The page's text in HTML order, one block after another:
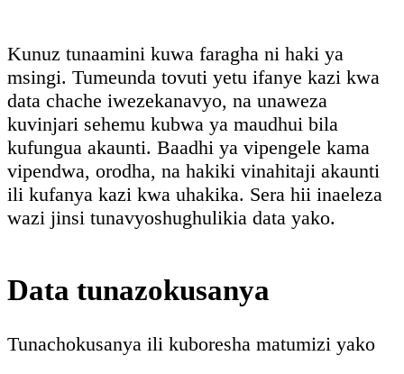
Kunuz tunaamini kuwa faragha ni haki ya
msingi. Tumeunda tovuti yetu ifanye kazi kwa
data chache iwezekanavyo, na unaweza
kuvinjari sehemu kubwa ya maudhui bila
kufungua akaunti. Baadhi ya vipengele kama
vipendwa, orodha, na hakiki vinahitaji akaunti
ili kufanya kazi kwa uhakika. Sera hii inaeleza
wazi jinsi tunavyoshughulikia data yako.
Data tunazokusanya
Tunachokusanya ili kuboresha matumizi yako